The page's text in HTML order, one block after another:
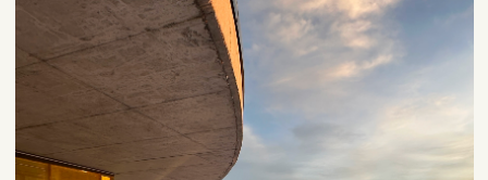
Арт-парк
«Таинственный лес»